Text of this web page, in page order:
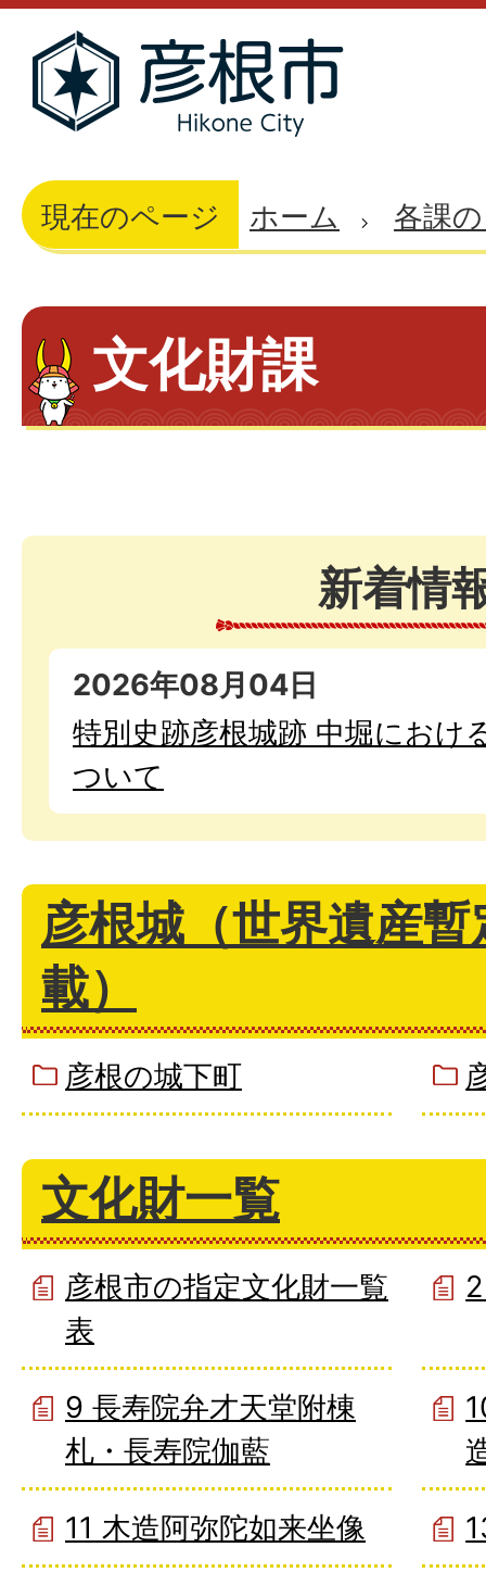
現在のページ ホーム 各課
文化財課
新着情
2026年08月04日
特別史跡彦根城跡 中堀におけ
ついて
彦根城（世界遺産
載）
彦根の城下町
文化財一覧
彦根市の指定文化財一覧
表
9 長寿院弁才天堂附棟
札・長寿院伽藍
11 木造阿弥陀如来坐像